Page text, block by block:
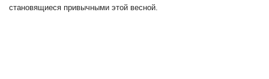
становящиеся привычными этой весной.